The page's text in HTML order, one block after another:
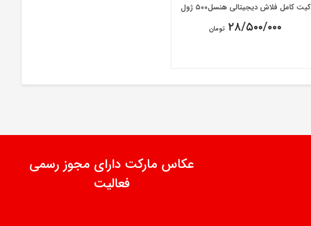
کیت کامل فلاش دیجیتالی هنسل۵۰۰ ژول
۲۸/۵۰۰/۰۰۰ تومان
عکاس مارکت دارای مجوز رسمی
فعالیت